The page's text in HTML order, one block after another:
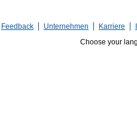
Feedback Unternehmen Karriere
Choose your